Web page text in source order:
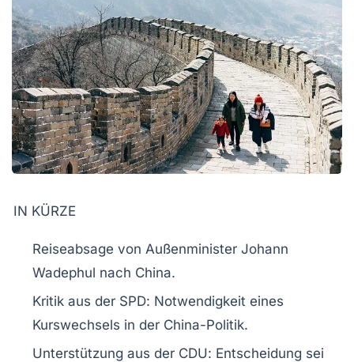
IN KÜRZE
Reiseabsage von Außenminister Johann
Wadephul nach China.
Kritik aus der SPD: Notwendigkeit eines
Kurswechsels in der China-Politik.
Unterstützung aus der CDU: Entscheidung sei